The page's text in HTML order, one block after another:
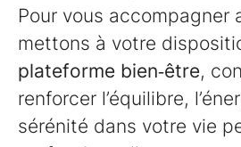
Pour vous accompagner
mettons à votre
plateforme bien‑être,
renforcer l’équilibre,
sérénité dans votre vie